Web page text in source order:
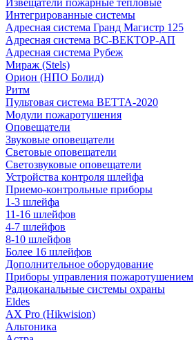
Извещатели пожарные тепловые
Интегрированные системы
Адресная система Гранд Магистр 125
Адресная система ВС-ВЕКТОР-АП
Адресная система Рубеж
Мираж (Stels)
Орион (НПО Болид)
Ритм
Пультовая система ВЕТТА-2020
Модули пожаротушения
Оповещатели
Звуковые оповещатели
Световые оповещатели
Светозвуковые оповещатели
Устройства контроля шлейфа
Приемо-контрольные приборы
1-3 шлейфа
11-16 шлейфов
4-7 шлейфов
8-10 шлейфов
Более 16 шлейфов
Дополнительное оборудование
Приборы управления пожаротушением
Радиоканальные системы охраны
Eldes
AX Pro (Hikwision)
Альтоника